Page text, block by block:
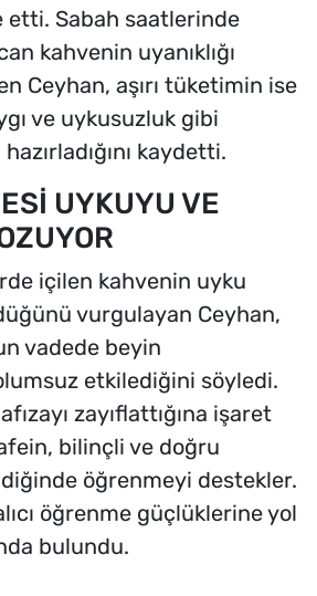
Sabah saatlerinde
kahvenin uyanıklığı
Ceyhan, aşırı tüketimin ise
ve uykusuzluk gibi
kaydetti.
UYKUYU VE
içilen kahvenin uyku
vurgulayan Ceyhan,
vadede beyin
etkilediğini söyledi.
zayıflattığına işaret
bilinçli ve doğru
öğrenmeyi destekler.
öğrenme güçlüklerine yol
bulundu.